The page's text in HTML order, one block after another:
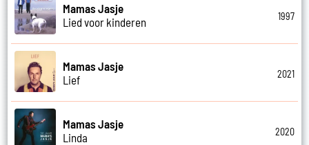
Mamas Jasje
Lied voor kinderen
1997
Mamas Jasje
Lief
2021
Mamas Jasje
Linda
2020